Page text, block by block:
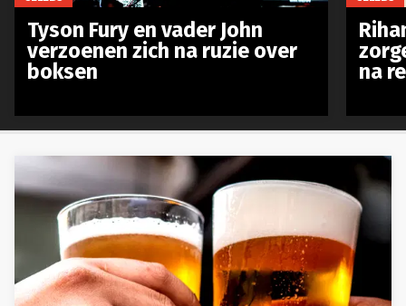
Tyson Fury en vader John
verzoenen zich na ruzie over
boksen
na